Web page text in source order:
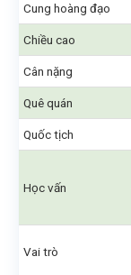
Cung hoàng đạo
Chiều cao
Cân nặng
Quê quán
Quốc tịch
Học vấn
Vai trò